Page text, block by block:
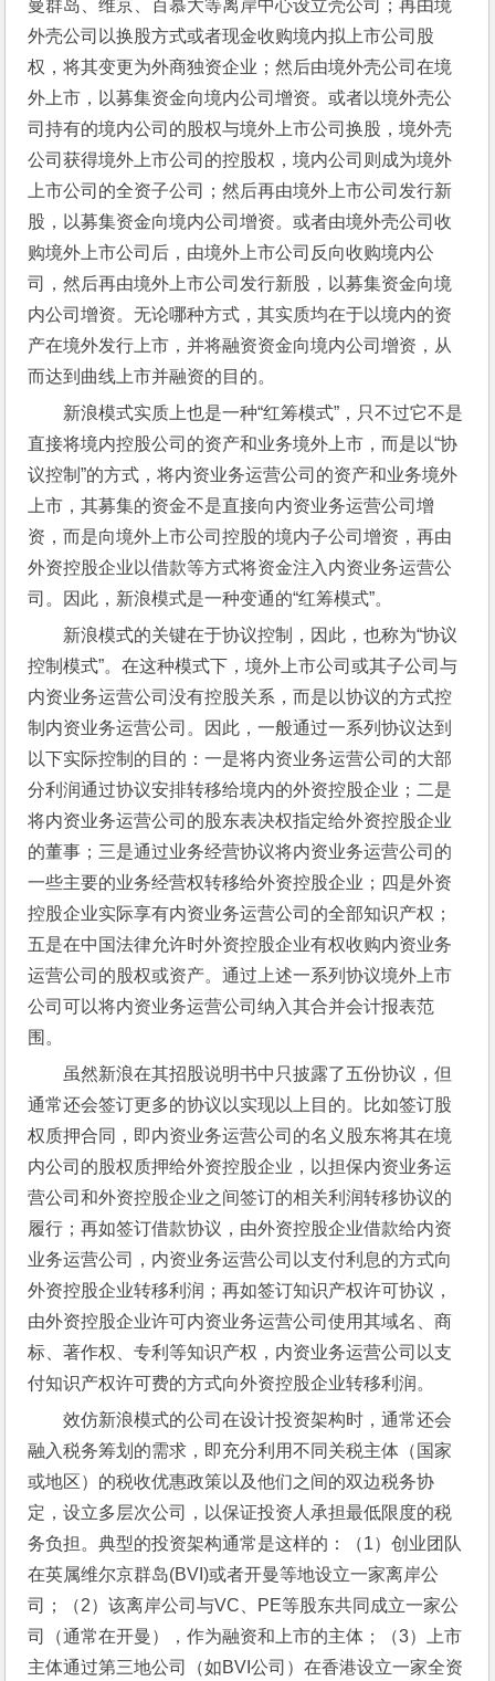
曼群岛、维京、百慕大等离岸中心设立壳公司；再由境
外壳公司以换股方式或者现金收购境内拟上市公司股
权，将其变更为外商独资企业；然后由境外壳公司在境
外上市，以募集资金向境内公司增资。或者以境外壳公
司持有的境内公司的股权与境外上市公司换股，境外壳
公司获得境外上市公司的控股权，境内公司则成为境外
上市公司的全资子公司；然后再由境外上市公司发行新
股，以募集资金向境内公司增资。或者由境外壳公司收
购境外上市公司后，由境外上市公司反向收购境内公
司，然后再由境外上市公司发行新股，以募集资金向境
内公司增资。无论哪种方式，其实质均在于以境内的资
产在境外发行上市，并将融资资金向境内公司增资，从
而达到曲线上市并融资的目的。
新浪模式实质上也是一种“红筹模式”，只不过它不是
直接将境内控股公司的资产和业务境外上市，而是以“协
议控制”的方式，将内资业务运营公司的资产和业务境外
上市，其募集的资金不是直接向内资业务运营公司增
资，而是向境外上市公司控股的境内子公司增资，再由
外资控股企业以借款等方式将资金注入内资业务运营公
司。因此，新浪模式是一种变通的“红筹模式”。
新浪模式的关键在于协议控制，因此，也称为“协议
控制模式”。在这种模式下，境外上市公司或其子公司与
内资业务运营公司没有控股关系，而是以协议的方式控
制内资业务运营公司。因此，一般通过一系列协议达到
以下实际控制的目的：一是将内资业务运营公司的大部
分利润通过协议安排转移给境内的外资控股企业；二是
将内资业务运营公司的股东表决权指定给外资控股企业
的董事；三是通过业务经营协议将内资业务运营公司的
一些主要的业务经营权转移给外资控股企业；四是外资
控股企业实际享有内资业务运营公司的全部知识产权；
五是在中国法律允许时外资控股企业有权收购内资业务
运营公司的股权或资产。通过上述一系列协议境外上市
公司可以将内资业务运营公司纳入其合并会计报表范
围。
虽然新浪在其招股说明书中只披露了五份协议，但
通常还会签订更多的协议以实现以上目的。比如签订股
权质押合同，即内资业务运营公司的名义股东将其在境
内公司的股权质押给外资控股企业，以担保内资业务运
营公司和外资控股企业之间签订的相关利润转移协议的
履行；再如签订借款协议，由外资控股企业借款给内资
业务运营公司，内资业务运营公司以支付利息的方式向
外资控股企业转移利润；再如签订知识产权许可协议，
由外资控股企业许可内资业务运营公司使用其域名、商
标、著作权、专利等知识产权，内资业务运营公司以支
付知识产权许可费的方式向外资控股企业转移利润。
效仿新浪模式的公司在设计投资架构时，通常还会
融入税务筹划的需求，即充分利用不同关税主体（国家
或地区）的税收优惠政策以及他们之间的双边税务协
定，设立多层次公司，以保证投资人承担最低限度的税
务负担。典型的投资架构通常是这样的：（1）创业团队
在英属维尔京群岛(BVI)或者开曼等地设立一家离岸公
司；（2）该离岸公司与VC、PE等股东共同成立一家公
司（通常在开曼），作为融资和上市的主体；（3）上市
主体通过第三地公司（如BVI公司）在香港设立一家全资